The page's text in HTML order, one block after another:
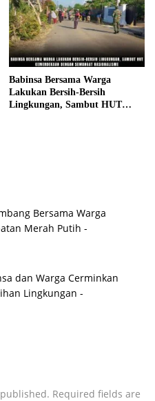
Babinsa Bersama Warga
Lakukan Bersih-Bersih
Lingkungan, Sambut HUT
Bersama Warga
Merah Putih -
dan Warga Cerminkan
Lingkungan -
Required fields are